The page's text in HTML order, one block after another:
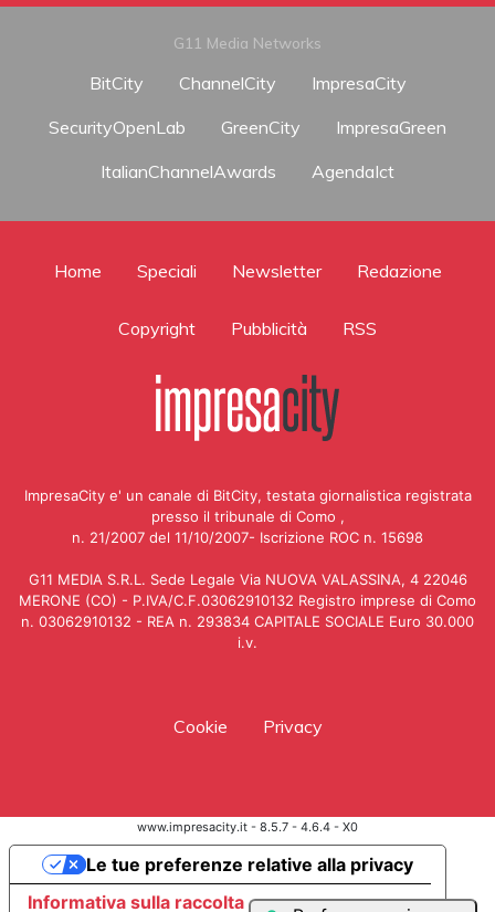
G11 Media Networks
BitCity ChannelCity
ImpresaCity
SecurityOpenLab
GreenCity
ImpresaGreen
ItalianChannelAwards
AgendaIct
Home Speciali Newsletter Redazione
Copyright Pubblicità RSS
ImpresaCity e' un canale di BitCity, testata giornalistica registrata
presso il tribunale di Como ,
n. 21/2007 del 11/10/2007- Iscrizione ROC n. 15698
G11 MEDIA S.R.L. Sede Legale Via NUOVA VALASSINA, 4 22046
MERONE (CO) - P.IVA/C.F.03062910132 Registro imprese di Como
n. 03062910132 - REA n. 293834 CAPITALE SOCIALE Euro 30.000
i.v.
Cookie Privacy
www.impresacity.it - 8.5.7 - 4.6.4 - X0
Informativa sulla raccolta
Le tue preferenze relative alla privacy